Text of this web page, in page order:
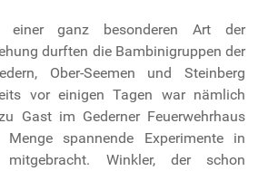
ganz besonderen Art der
durften die Bambinigruppen der
Ober-Seemen und Steinberg
vor einigen Tagen war nämlich
Gast im Gederner Feuerwehrhaus
spannende Experimente in
mitgebracht. Winkler, der schon